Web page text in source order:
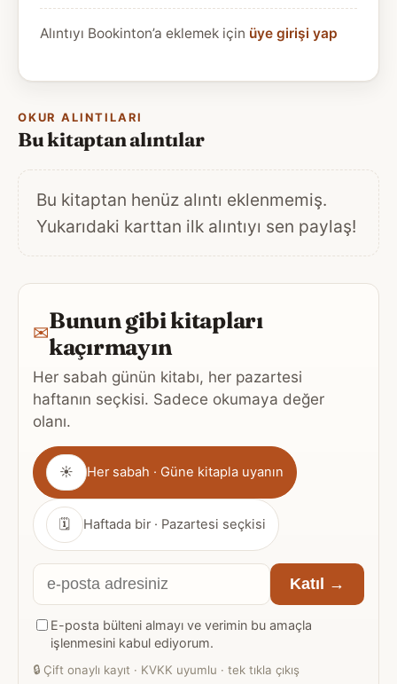
Alıntıyı Bookinton’a eklemek için üye girişi yap
OKUR ALINTILARI
Bu kitaptan alıntılar
Bu kitaptan henüz alıntı eklenmemiş.
Yukarıdaki karttan ilk alıntıyı sen paylaş!
✉Bunun gibi kitapları
kaçırmayın
Her sabah günün kitabı, her pazartesi
haftanın seçkisi. Sadece okumaya değer
olanı.
Gönderim
sıklığı
☀ Her sabah · Güne kitapla uyanın
🗓 Haftada bir · Pazartesi seçkisi
E-
posta
adresiniz
Katıl →
E-posta bülteni almayı ve verimin bu amaçla
işlenmesini kabul ediyorum.
🔒 Çift onaylı kayıt · KVKK uyumlu · tek tıkla çıkış